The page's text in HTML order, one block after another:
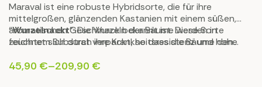
Maraval ist eine robuste Hybridsorte, die für ihre
mittelgroßen, glänzenden Kastanien mit einem süßen,
aromatischen Geschmack bekannt ist. Diese Sorte
zeichnet sich durch ihre Krankheitsresistenz und hohe
hervorragend zum Rösten sowie für die Zubereitung
“Wurzelnackt”: Die Wurzeln der Bäume werden in
feuchtem Substrat verpackt, so dass die Bäume den
45,90 €–209,90 €